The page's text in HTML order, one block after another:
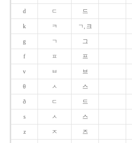
d ㄷ 드
k ㅋ ㄱ, 크
g ㄱ 그
f ㅍ 프
v ㅂ 브
θ ㅅ 스
ð ㄷ 드
s ㅅ 스
z ㅈ 즈